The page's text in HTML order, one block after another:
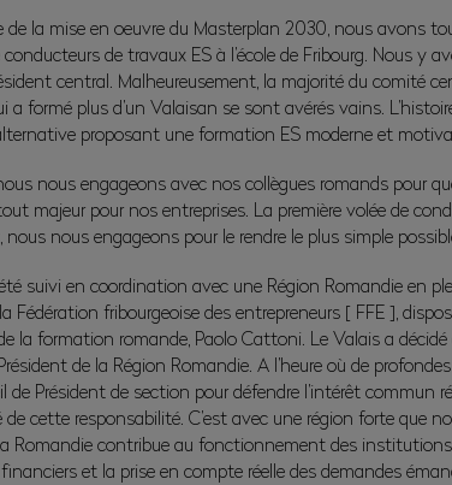
de la mise en oeuvre du Masterplan 2030, nous avons
de travaux ES à l’école de Fribourg. Nous y
central. Malheureusement, la majorité du
a formé plus d’un Valaisan se sont avérés vains.
proposant une formation ES moderne et
nous nous engageons avec nos collègues romands
majeur pour nos entreprises. La première volée de
nous engageons pour le rendre le plus simple
suivi en coordination avec une Région Romandie en
Fédération fribourgeoise des entrepreneurs [ FFE ],
la formation romande, Paolo Cattoni. Le Valais a
de la Région Romandie. A l’heure où de
de Président de section pour défendre l’intérêt
de cette responsabilité. C’est avec une région forte que
Romandie contribue au fonctionnement des institutions
et la prise en compte réelle des demandes